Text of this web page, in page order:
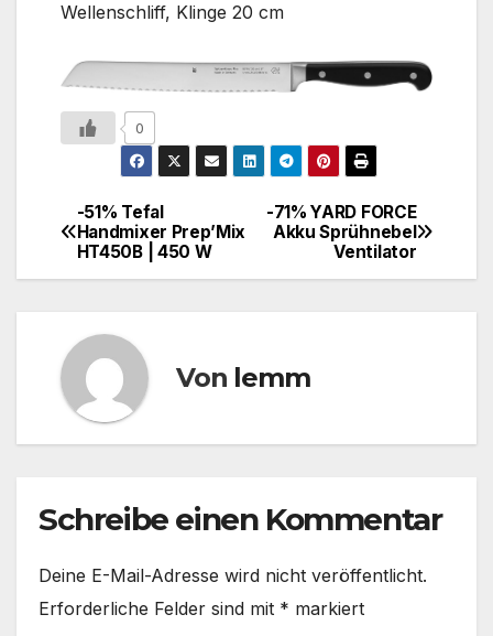
Wellenschliff, Klinge 20 cm
0
-71% YARD FORCE
Akku Sprühnebel
Ventilator
-51% Tefal
Handmixer Prep’Mix
HT450B | 450 W
Von lemm
Schreibe einen Kommentar
Deine E-Mail-Adresse wird nicht veröffentlicht.
Erforderliche Felder sind mit * markiert